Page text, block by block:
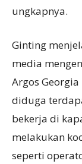
ungkapnya.
Ginting
media
Argos
diduga
bekerja di
melakukan
seperti